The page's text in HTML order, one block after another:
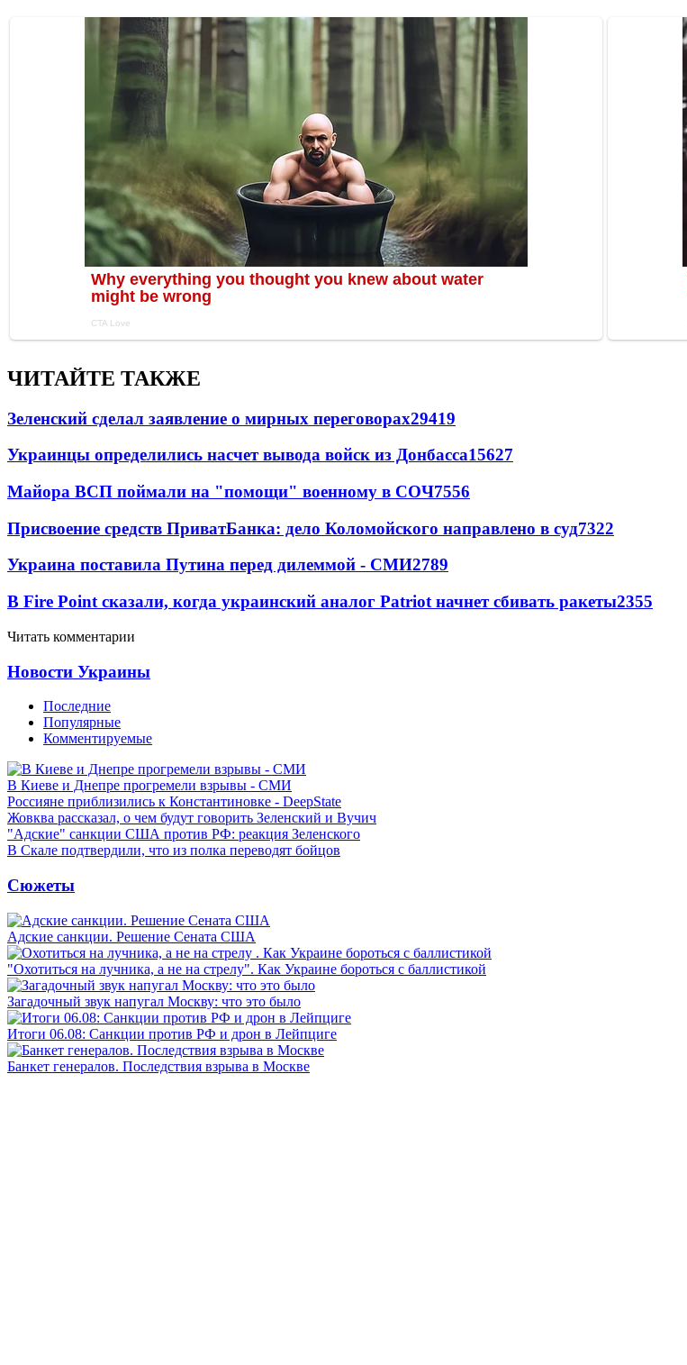
ЧИТАЙТЕ ТАКЖЕ
Зеленский сделал заявление о мирных переговорах29419
Украинцы определились насчет вывода войск из Донбасса15627
Майора ВСП поймали на "помощи" военному в СОЧ7556
Присвоение средств ПриватБанка: дело Коломойского направлено в суд7322
Украина поставила Путина перед дилеммой - СМИ2789
В Fire Point сказали, когда украинский аналог Patriot начнет сбивать ракеты2355
Читать комментарии
Новости Украины
Последние
Популярные
Комментируемые
В Киеве и Днепре прогремели взрывы - СМИ
Россияне приблизились к Константиновке - DeepState
Жовква рассказал, о чем будут говорить Зеленский и Вучич
"Адские" санкции США против РФ: реакция Зеленского
В Скале подтвердили, что из полка переводят бойцов
Сюжеты
Адские санкции. Решение Сената США
"Охотиться на лучника, а не на стрелу". Как Украине бороться с баллистикой
Загадочный звук напугал Москву: что это было
Итоги 06.08: Санкции против РФ и дрон в Лейпциге
Банкет генералов. Последствия взрыва в Москве